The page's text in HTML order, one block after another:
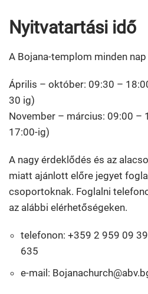
Nyitvatartási idő
A Bojana-templom minden
Április – október: 09:30 –
30 ig)
November – március: 09:00 –
17:00-ig)
A nagy érdeklődés és az
miatt ajánlott előre jegyet
csoportoknak. Foglalni
az alábbi elérhetőségeken.
telefonon: +359 2 959 09
635
e-mail: